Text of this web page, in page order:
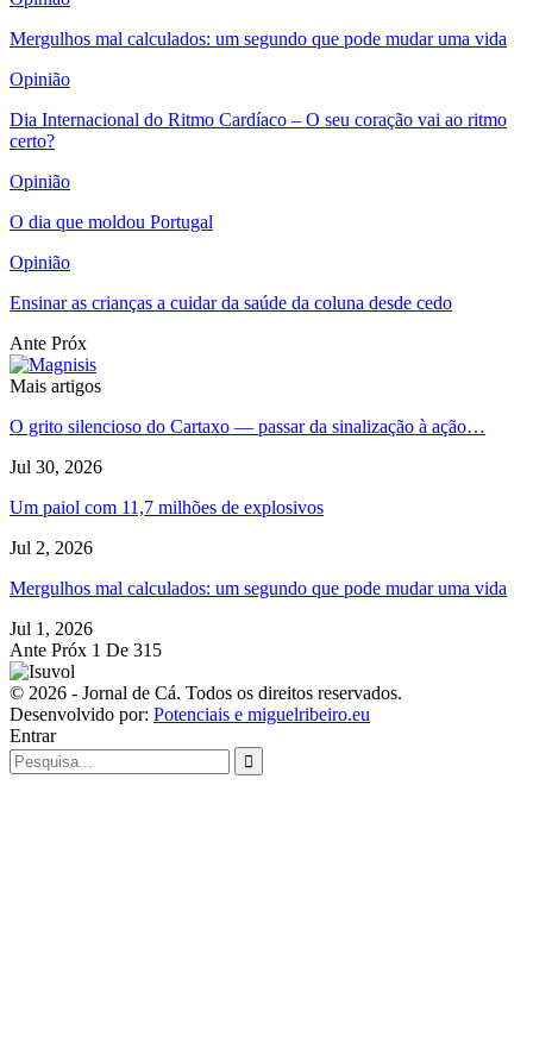
Mergulhos mal calculados: um segundo que pode mudar uma vida
Opinião
Dia Internacional do Ritmo Cardíaco – O seu coração vai ao ritmo
certo?
Opinião
O dia que moldou Portugal
Opinião
Ensinar as crianças a cuidar da saúde da coluna desde cedo
Ante Próx
Mais artigos
O grito silencioso do Cartaxo — passar da sinalização à ação…
Jul 30, 2026
Um paiol com 11,7 milhões de explosivos
Jul 2, 2026
Mergulhos mal calculados: um segundo que pode mudar uma vida
Jul 1, 2026
Ante Próx 1 De 315
© 2026 - Jornal de Cá. Todos os direitos reservados.
Desenvolvido por: Potenciais e miguelribeiro.eu
Entrar